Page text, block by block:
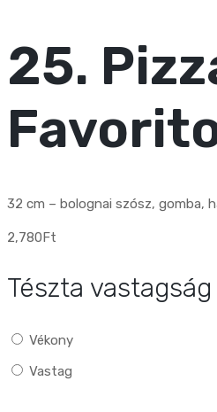
25.
32 cm – bolognai szósz, gomba,
2,780Ft
Tészta vastagság
Vékony
Vastag